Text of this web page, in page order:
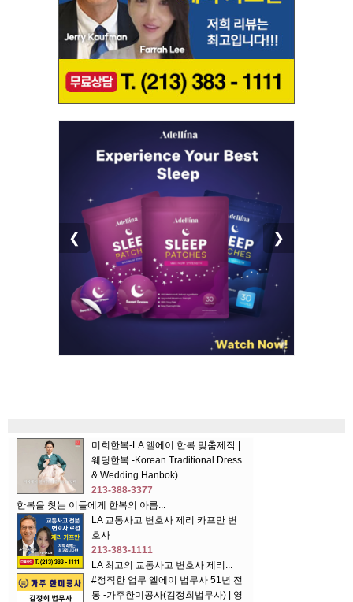
❮ ❯
미희한복-LA 엘에이 한복 맞춤제작 |
웨딩한복 -Korean Traditional Dress
& Wedding Hanbok)
213-388-3377
한복을 찾는 이들에게 한복의 아름...
LA 교통사고 변호사 제리 카프만 변
호사
213-383-1111
LA 최고의 교통사고 변호사 제리...
#정직한 업무 엘에이 법무사 51년 전
통 -가주한미공사(김정희법무사) | 영